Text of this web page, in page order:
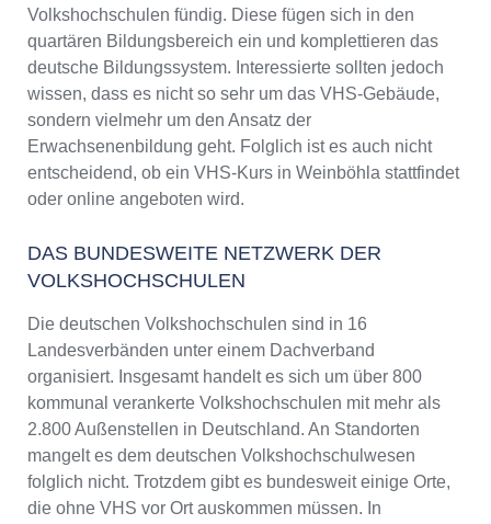
Volkshochschulen fündig. Diese fügen sich in den
quartären Bildungsbereich ein und komplettieren das
deutsche Bildungssystem. Interessierte sollten jedoch
wissen, dass es nicht so sehr um das VHS-Gebäude,
sondern vielmehr um den Ansatz der
Erwachsenenbildung geht. Folglich ist es auch nicht
entscheidend, ob ein VHS-Kurs in Weinböhla stattfindet
oder online angeboten wird.
DAS BUNDESWEITE NETZWERK DER
VOLKSHOCHSCHULEN
Die deutschen Volkshochschulen sind in 16
Landesverbänden unter einem Dachverband
organisiert. Insgesamt handelt es sich um über 800
kommunal verankerte Volkshochschulen mit mehr als
2.800 Außenstellen in Deutschland. An Standorten
mangelt es dem deutschen Volkshochschulwesen
folglich nicht. Trotzdem gibt es bundesweit einige Orte,
die ohne VHS vor Ort auskommen müssen. In